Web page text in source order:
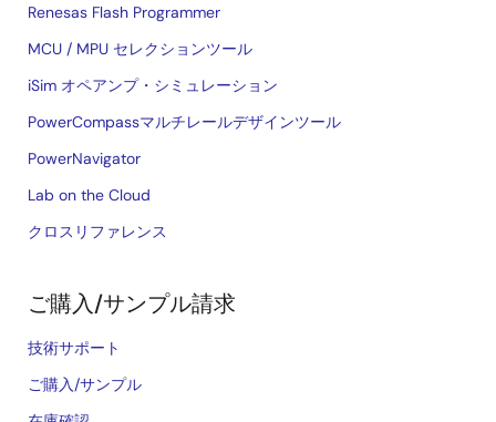
Renesas Flash Programmer
MCU / MPU セレクションツール
iSim オペアンプ・シミュレーション
PowerCompassマルチレールデザインツール
PowerNavigator
Lab on the Cloud
クロスリファレンス
ご購入/サンプル請求
技術サポート
ご購入/サンプル